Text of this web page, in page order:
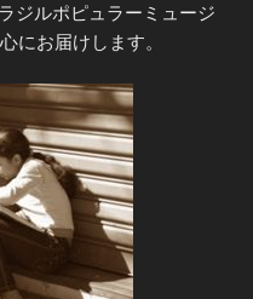
ジルポピュラーミュージ
にお届けします。